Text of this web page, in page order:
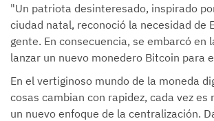
"Un patriota desinteresado, inspirado
ciudad natal, reconoció la necesidad de
gente. En consecuencia, se embarcó en
lanzar un nuevo monedero Bitcoin para
En el vertiginoso mundo de la moneda
cosas cambian con rapidez, cada vez es
un nuevo enfoque de la centralización.